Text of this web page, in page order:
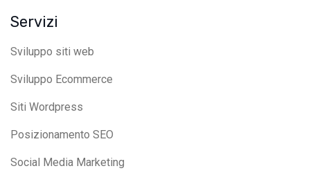
Servizi
Sviluppo siti web
Sviluppo Ecommerce
Siti Wordpress
Posizionamento SEO
Social Media Marketing